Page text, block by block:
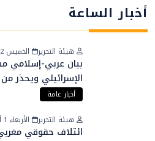
أخبار الساعة
هيئة التحرير الخميس 2 أبريل 2026 - 08:31
بيان عربي-إسلامي
الإسرائيلي ويحذر
الفلسطينية
أخبار عامة
هيئة التحرير
الأربعاء 1 أبريل 2026 - 23:43
ائتلاف حقوقي